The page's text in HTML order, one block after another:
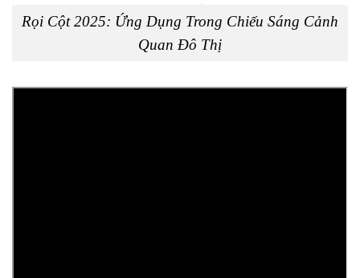
Rọi Cột 2025: Ứng Dụng Trong Chiếu Sáng Cảnh
Quan Đô Thị